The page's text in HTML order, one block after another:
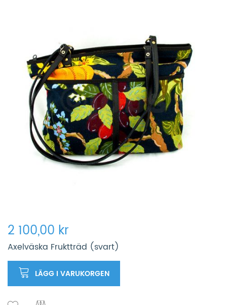
2 100,00 kr
Axelväska Fruktträd (svart)
LÄGG I VARUKORGEN